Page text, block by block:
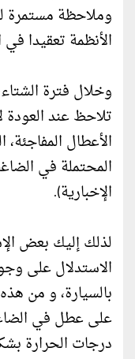
وملاحظة مستمرة
الأنظمة تعقيدا
وخلال فترة
تلاحظ عند
الأعطال
المحتملة في
الإخبارية).
لذلك إليك بعض
الاستدلال على
بالسيارة، و من
على عطل في
درجات الحرارة